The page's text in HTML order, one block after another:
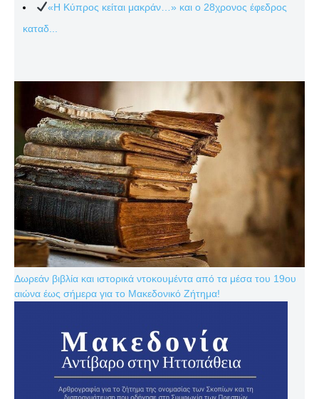
«Η Κύπρος κείται μακράν…» και ο 28χρονος έφεδρος
καταδ...
Δωρεάν βιβλία και ιστορικά ντοκουμέντα από τα μέσα του 19ου
αιώνα έως σήμερα για το Μακεδονικό Ζήτημα!